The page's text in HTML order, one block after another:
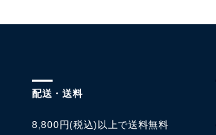
配送・送料
8,800円(税込)以上で送料無料